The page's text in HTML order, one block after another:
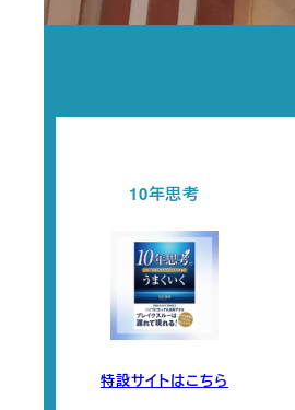
30分仕事術
特設サイトはこちら